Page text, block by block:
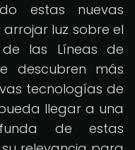
estas nuevas
luz sobre el
las Líneas de
descubren más
tecnologías de
llegar a una
de estas